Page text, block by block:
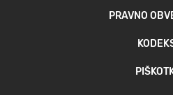
PRAVNO